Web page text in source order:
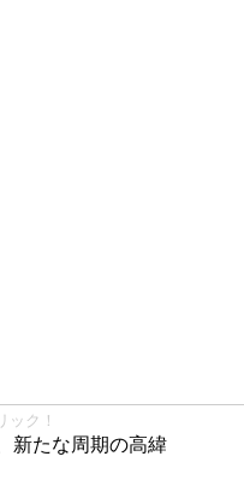
ク！
新たな周期の高緯